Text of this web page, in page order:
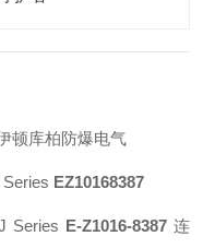
顿库柏防爆电气
Series EZ10168387
Series E-Z1016-8387 连